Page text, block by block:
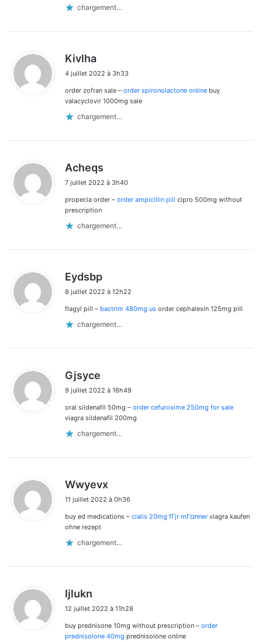
chargement…
Kivlha
t
:
4 juillet 2022 à 3h33
order zofran sale – order spironolactone online buy
valacyclovir 1000mg sale
chargement…
Acheqs
t
7 juillet 2022 à 3h40
propecia order – order ampicillin pill cipro 500mg without
prescription
chargement…
Eydsbp
t
8 juillet 2022 à 12h22
flagyl pill – bactrim 480mg us order cephalexin 125mg pill
chargement…
Gjsyce
t
:
9 juillet 2022 à 16h49
oral sildenafil 50mg – order cefuroxime 250mg for sale
viagra sildenafil 200mg
chargement…
Wwyevx
t
11 juillet 2022 à 0h36
buy ed medications – cialis 20mg fГјr mГ¤nner viagra kaufen
ohne rezept
chargement…
Ijlukn
t
:
12 juillet 2022 à 11h28
buy prednisone 10mg without prescription – order
prednisolone 40mg prednisolone online